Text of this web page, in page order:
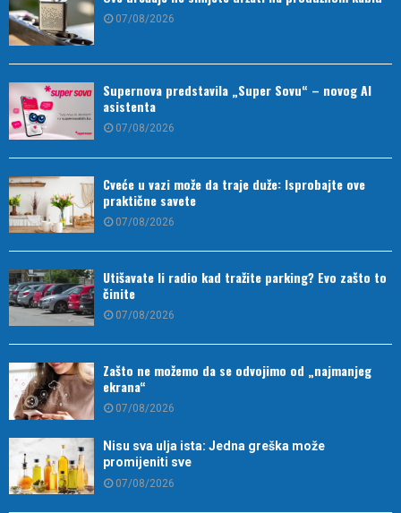
07/08/2026
Supernova predstavila „Super Sovu“ – novog AI
asistenta
07/08/2026
Cveće u vazi može da traje duže: Isprobajte ove
praktične savete
07/08/2026
Utišavate li radio kad tražite parking? Evo zašto to
činite
07/08/2026
Zašto ne možemo da se odvojimo od „najmanjeg
ekrana“
07/08/2026
Nisu sva ulja ista: Jedna greška može
promijeniti sve
07/08/2026